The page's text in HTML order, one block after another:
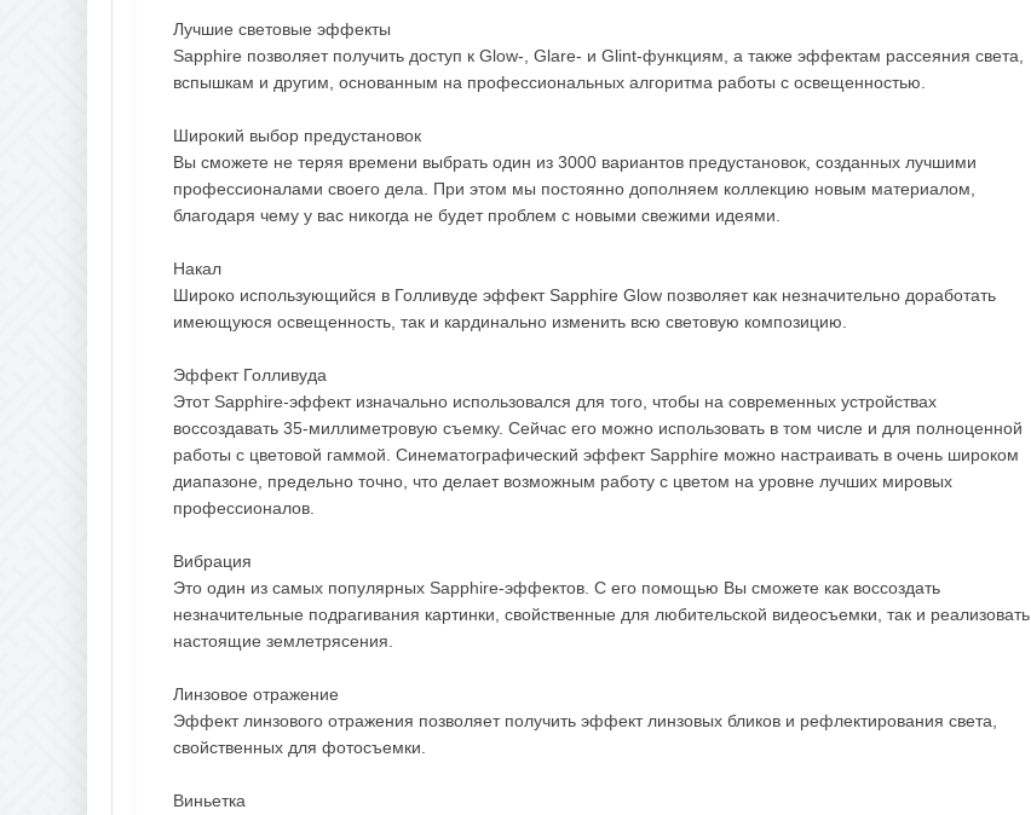
Лучшие световые эффекты
Sapphire позволяет получить доступ к Glow-, Glare- и Glint-функциям, а также эффектам рассеяния света,
вспышкам и другим, основанным на профессиональных алгоритма работы с освещенностью.
Широкий выбор предустановок
Вы сможете не теряя времени выбрать один из 3000 вариантов предустановок, созданных лучшими
профессионалами своего дела. При этом мы постоянно дополняем коллекцию новым материалом,
благодаря чему у вас никогда не будет проблем с новыми свежими идеями.
Накал
Широко использующийся в Голливуде эффект Sapphire Glow позволяет как незначительно доработать
имеющуюся освещенность, так и кардинально изменить всю световую композицию.
Эффект Голливуда
Этот Sapphire-эффект изначально использовался для того, чтобы на современных устройствах
воссоздавать 35-миллиметровую съемку. Сейчас его можно использовать в том числе и для полноценной
работы с цветовой гаммой. Синематографический эффект Sapphire можно настраивать в очень широком
диапазоне, предельно точно, что делает возможным работу с цветом на уровне лучших мировых
профессионалов.
Вибрация
Это один из самых популярных Sapphire-эффектов. С его помощью Вы сможете как воссоздать
незначительные подрагивания картинки, свойственные для любительской видеосъемки, так и реализовать
настоящие землетрясения.
Линзовое отражение
Эффект линзового отражения позволяет получить эффект линзовых бликов и рефлектирования света,
свойственных для фотосъемки.
Виньетка